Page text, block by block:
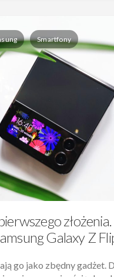
Smartfony
złożenia.
Galaxy Z
go jako zbędny gadżet.